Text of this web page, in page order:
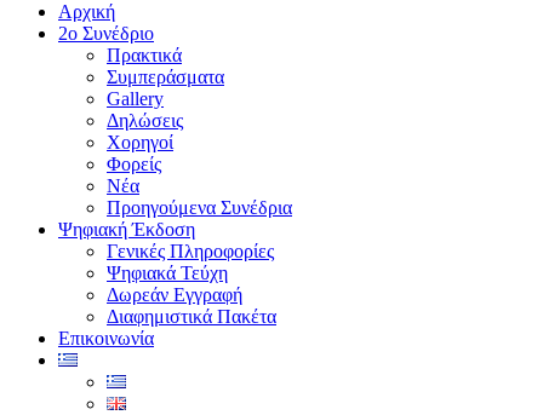
Αρχική
2ο Συνέδριο
Πρακτικά
Συμπεράσματα
Gallery
Δηλώσεις
Χορηγοί
Φορείς
Νέα
Προηγούμενα Συνέδρια
Ψηφιακή Έκδοση
Γενικές Πληροφορίες
Ψηφιακά Τεύχη
Δωρεάν Εγγραφή
Διαφημιστικά Πακέτα
Επικοινωνία